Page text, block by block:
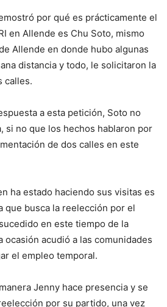
por qué es prácticamente el
en Allende es Chu Soto, mismo
Allende en donde hubo algunas
distancia y todo, le solicitaron la
calles.
a esta petición, Soto no
si no que los hechos hablaron por
de dos calles en este
ha estado haciendo sus visitas es
que busca la reelección por el
en este tiempo de la
ocasión acudió a las comunidades
el empleo temporal.
Jenny hace presencia y se
por su partido, una vez